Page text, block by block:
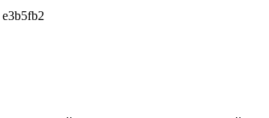
e3b5fb2